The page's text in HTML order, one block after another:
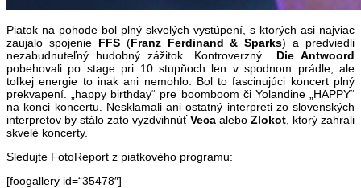
Piatok na pohode bol plný skvelých vystúpení, s ktorých asi najviac
zaujalo spojenie FFS(Franz Ferdinand & Sparks) a predviedli
nezabudnuteľný hudobný zážitok. Kontroverzný Die Antwoord
pobehovali po stage pri 10 stupňoch len v spodnom prádle, ale
toľkej energie to inak ani nemohlo. Bol to fascinujúci koncert plný
prekvapení. „happy birthday“ pre boomboom či Yolandine „HAPPY“
na konci koncertu. Nesklamali ani ostatný interpreti zo slovenských
interpretov by stálo zato vyzdvihnúťVeca alebo Zlokot , ktorý zahrali
skvelé koncerty.
Sledujte FotoReport z piatkového programu:
[foogallery id=“35478″]